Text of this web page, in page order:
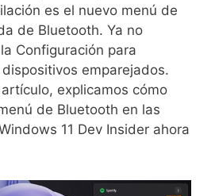
es el nuevo menú de
de Bluetooth. Ya no
Configuración para
emparejados.
explicamos cómo
de Bluetooth en las
11 Dev Insider ahora